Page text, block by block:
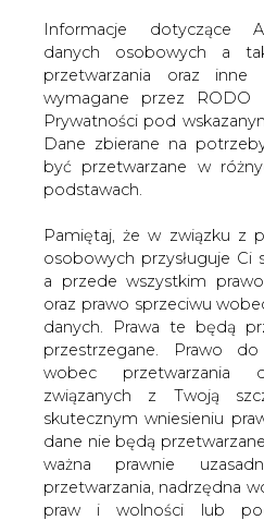
Informacje dotyczące
danych osobowych a
przetwarzania oraz inne
wymagane przez RODO
Prywatności pod
Dane zbierane na
być przetwarzane w
podstawach.
Pamiętaj, że w związku z
osobowych przysługuje Ci
a przede wszystkim
oraz prawo sprzeciwu
danych. Prawa te będą
przestrzegane. Prawo
wobec przetwarzania
związanych z Twoją
skutecznym wniesieniu
dane nie będą
ważna prawnie
przetwarzania, nadrzędna
praw i wolności lub
Azerski gaz dla
Norweski Statoil
komercyjnego
gazu Szach Deniz na
szelfu Morza
ma trafiać nowym
Gruzję do Turcji.
kilknij TU i przeczytaj
petrol.pl